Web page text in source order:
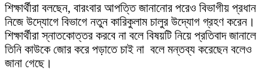
শিক্ষার্থীরা বলছেন, বারংবার আপত্তি জানানোর পরেও বিভাগীয় প্রধান
নিজে উদ্যোগে বিভাগে নতুন কারিকুলাম চালুর উদ্যোগ গ্রহণ করেন।
শিক্ষার্থীরা স্নাতকোত্তর করবে না বলে বিষয়টি নিয়ে প্রতিবাদ জানালে
তিনি কাউকে জোর করে পড়াতে চাই না বলে মন্তব্য করেছেন বলেও
জানা গেছে।